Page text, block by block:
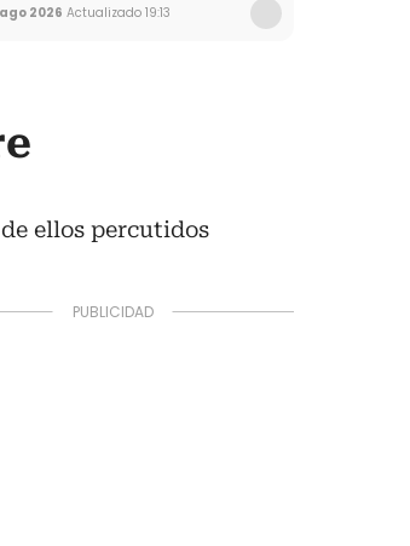
2026 Actualizado 19:13
ellos percutidos